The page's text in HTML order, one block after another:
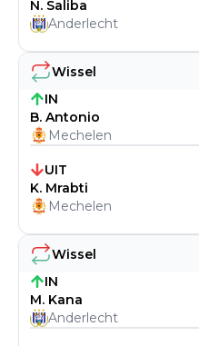
Wissel
IN
M. Kana
Anderlecht
Wissel
IN
B. Antonio
Mechelen
UIT
K. Mrabti
Mechelen
N. Saliba
Anderlecht